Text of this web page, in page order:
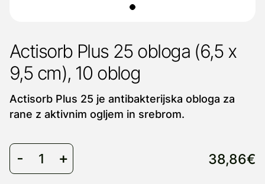
Actisorb Plus 25 obloga (6,5 x
9,5 cm), 10 oblog
Actisorb Plus 25 je antibakterijska obloga za
rane z aktivnim ogljem in srebrom.
38,86€